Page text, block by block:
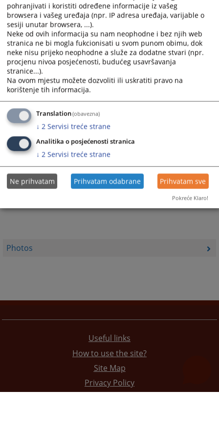
Photos
select
a
date.
Press
the
question
mark
key
to
the
keyboard
shortcuts
changing
select
a
date.
Press
the
question
key
shortcuts
Trenutno nema vijesti
Useful links
How to use the site?
Site Map
Privacy Policy
pohranjivati i koristiti određene informacije iz vašeg
browsera i vašeg uređaja (npr. IP adresa uređaja, varijable o
sesiji unutar browsera, ...).
Neke od ovih informacija su nam neophodne i bez njih web
stranica ne bi mogla fukcionisati u svom punom obimu, dok
neke nisu prijeko neophodne a služe za dodatne stvari (npr.
procjenu nivoa posjećenosti, budućeg usavršavanja
stranice...).
Na ovom mjestu možete dozvoliti ili uskratiti pravo na
korištenje tih informacija.
Translation(obavezna)
↓ 2 Servisi treće strane
Analitika o posjećenosti stranica
↓ 2 Servisi treće strane
Ne prihvatam Prihvatam odabrane Prihvatam sve
Pokreće Klaro!